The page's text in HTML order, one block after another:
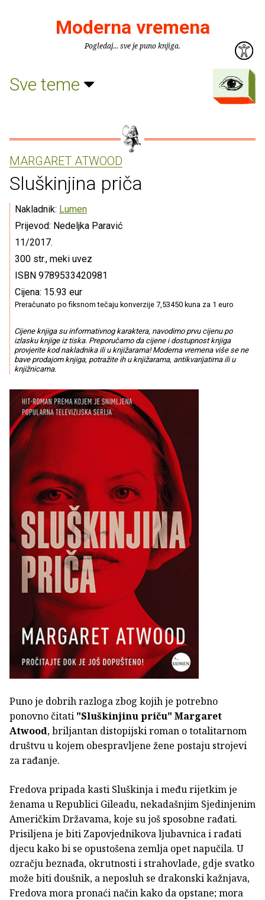
Moderna vremena
Pogledaj... sve je puno knjiga.
Sve teme
MARGARET ATWOOD
Sluškinjina priča
Nakladnik: Lumen
Prijevod: Nedeljka Paravić
11/2017.
300 str., meki uvez
ISBN 9789533420981
Cijena: 15.93 eur
Preračunato po fiksnom tečaju konverzije 7,53450 kuna za 1 euro
Cijene knjiga su informativnog karaktera, navodimo prvu cijenu po
izlasku knjige iz tiska. Preporučamo da cijene i dostupnost knjiga
provjerite kod nakladnika ili u knjižarama! Moderna vremena više se ne
bave prodajom knjiga, potražite ih u knjižarama, antikvarijatima ili u
knjižnicama.
Puno je dobrih razloga zbog kojih je potrebno
ponovno čitati "Sluškinjinu priču" Margaret
Atwood, briljantan distopijski roman o totalitarnom
društvu u kojem obespravljene žene postaju strojevi
za rađanje.
Fredova pripada kasti Sluškinja i među rijetkim je
ženama u Republici Gileadu, nekadašnjim Sjedinjenim
Američkim Državama, koje su još sposobne rađati.
Prisiljena je biti Zapovjednikova ljubavnica i rađati
djecu kako bi se opustošena zemlja opet napučila. U
ozračju beznađa, okrutnosti i strahovlade, gdje svatko
može biti doušnik, a neposluh se drakonski kažnjava,
Fredova mora pronaći način kako da opstane; mora